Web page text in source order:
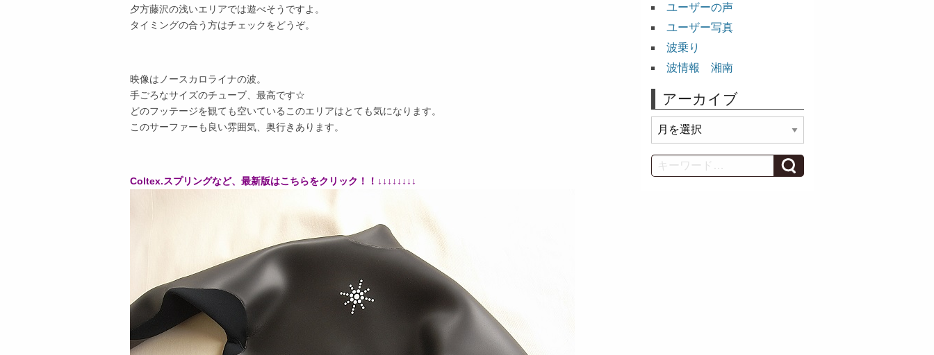
夕方藤沢の浅いエリアでは遊べそうですよ。
タイミングの合う方はチェックをどうぞ。
映像はノースカロライナの波。
手ごろなサイズのチューブ、最高です☆
どのフッテージを観ても空いているこのエリアはとても気になります。
このサーファーも良い雰囲気、奥行きあります。
Coltex.スプリングなど、最新版はこちらをクリック！！↓↓↓↓↓↓↓↓
ユーザーの声
ユーザー写真
波乗り
波情報 湘南
アーカイブ
ー
カ
イ
Search